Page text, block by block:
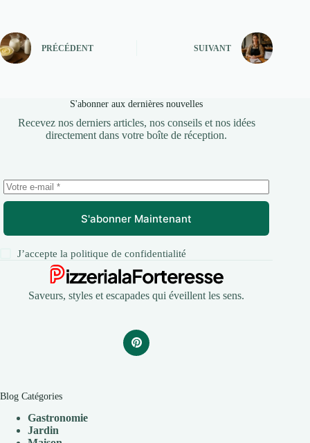
PRÉCÉDENT SUIVANT
S'abonner aux dernières nouvelles
Recevez nos derniers articles, nos conseils et nos idées
directement dans votre boîte de réception.
S'abonner Maintenant
J’accepte lapolitique de confidentialité
Saveurs, styles et escapades qui éveillent les sens.
Blog Catégories
Gastronomie
Jardin